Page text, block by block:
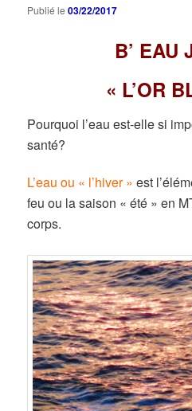
Publié le03/22/2017
B’ EAU
« L’OR
Pourquoi l’eau est-elle si
santé?
L’eau ou « l’hiver » est
feu ou la saison « été » en
corps.